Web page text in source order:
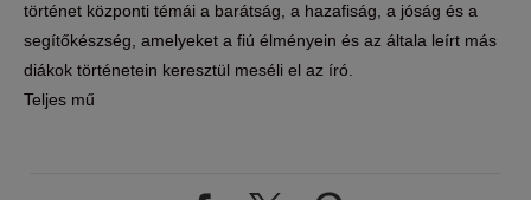
történet központi témái a barátság, a hazafiság, a jóság és a
segítőkészség, amelyeket a fiú élményein és az általa leírt más
diákok történetein keresztül meséli el az író.
Teljes mű